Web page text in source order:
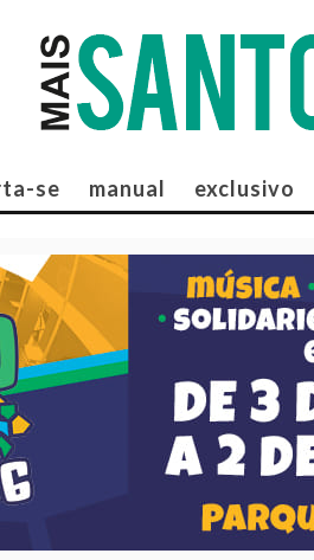
se manual exclusivo